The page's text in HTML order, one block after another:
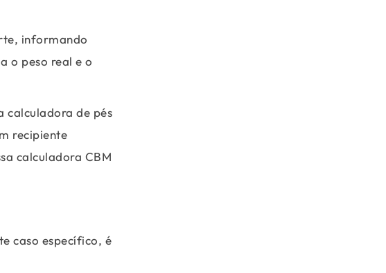
informando
o peso real e o
calculadora de pés
recipiente
calculadora CBM
caso específico, é